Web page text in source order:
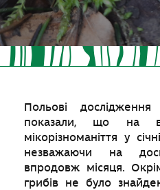
Польові
показали, що на
мікорізноманіття у
незважаючи на
впродовж місяця.
грибів не було